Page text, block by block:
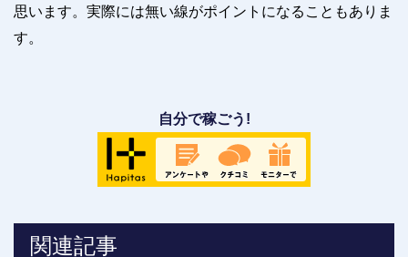
思います。実際には無い線がポイントになることもありま
す。
自分で稼ごう!
関連記事